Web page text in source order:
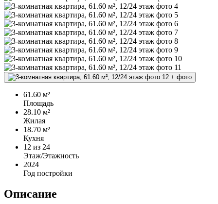
+ фото
61.60 м²
Площадь
28.10 м²
Жилая
18.70 м²
Кухня
12 из 24
Этаж/Этажность
2024
Год постройки
Описание